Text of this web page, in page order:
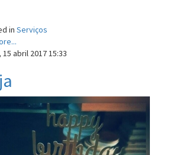
in Serviços
abril 2017 15:33